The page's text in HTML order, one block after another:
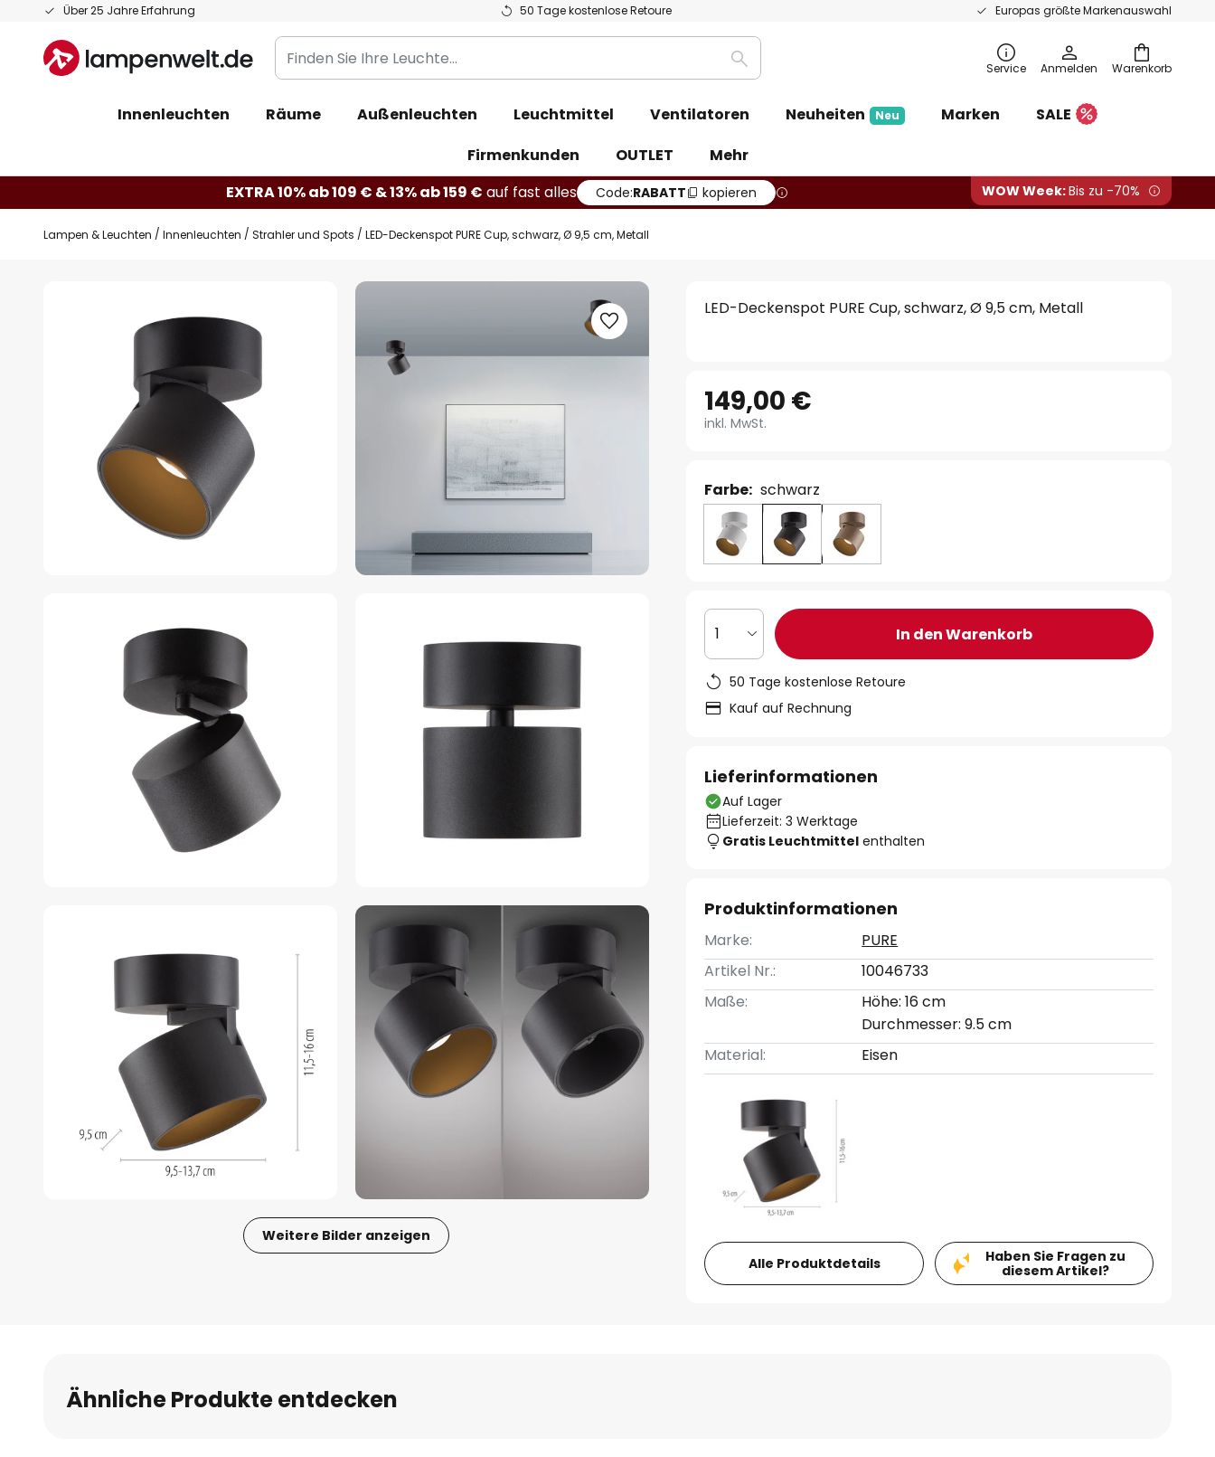
Über 25 Jahre Erfahrung 50 Tage kostenlose Retoure Europas größte Markenauswahl
Zum
springen
Warenkorb
Finden
Sie
Leuchte...
Suche Service Anmelden
Innenleuchten Räume Außenleuchten Leuchtmittel Ventilatoren Neuheiten Neu Marken
SALE
Firmenkunden
OUTLET
Mehr
EXTRA 10% ab 109 € & 13% ab 159 € auf fast alles Code:RABATT kopieren WOW Week:Bis zu -70%
Lampen & Leuchten Innenleuchten Strahler und Spots LED-Deckenspot PURE Cup, schwarz, Ø 9,5 cm, Metall
Weitere Bilder anzeigen
LED-Deckenspot PURE Cup, schwarz, Ø 9,5 cm, Metall
149,00 €
inkl. MwSt.
Farbe: schwarz
1 In den Warenkorb
50 Tage kostenlose Retoure
Kauf auf Rechnung
Lieferinformationen
Auf Lager
Lieferzeit: 3 Werktage
Gratis Leuchtmittel enthalten
Produktinformationen
Marke:
PURE
Artikel Nr.:
10046733
Maße:
Höhe: 16 cm
Durchmesser: 9.5 cm
Material:
Eisen
Alle Produktdetails
Haben Sie Fragen zu
diesem Artikel?
Ähnliche Produkte entdecken